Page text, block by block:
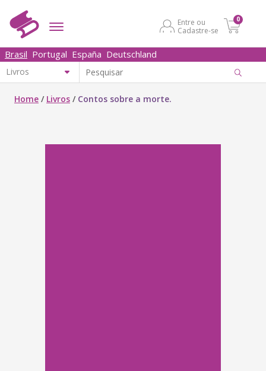
Entre ou
Cadastre-se
0
Brasil Portugal España Deutschland
Home / Livros / Contos sobre a morte.